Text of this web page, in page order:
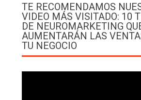
TE RECOMENDAMOS
VIDEO MÁS VISITADO: 10
DE NEUROMARKETING
AUMENTARÁN LAS
TU NEGOCIO